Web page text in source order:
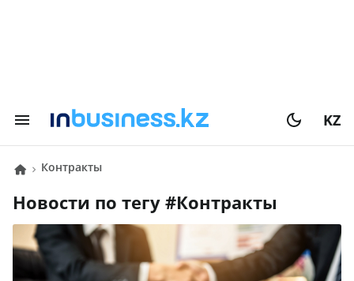
KZ
контракты
Новости по тегу # контракты